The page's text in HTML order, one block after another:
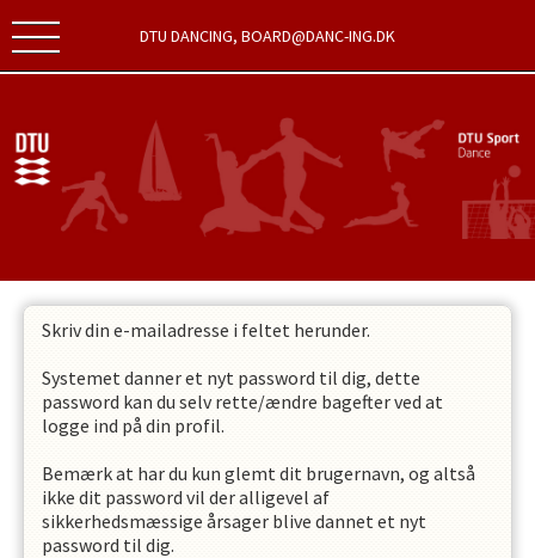
DTU DANCING, BOARD@DANC-ING.DK
Skriv din e-mailadresse i feltet herunder.
Systemet danner et nyt password til dig, dette
password kan du selv rette/ændre bagefter ved at
logge ind på din profil.
Bemærk at har du kun glemt dit brugernavn, og altså
ikke dit password vil der alligevel af
sikkerhedsmæssige årsager blive dannet et nyt
password til dig.